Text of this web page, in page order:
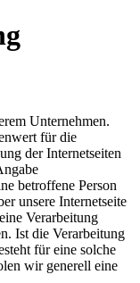
Unternehmen.
für die
der Internetseiten
betroffene Person
unsere Internetseite
Verarbeitung
Ist die Verarbeitung
für eine solche
wir generell eine